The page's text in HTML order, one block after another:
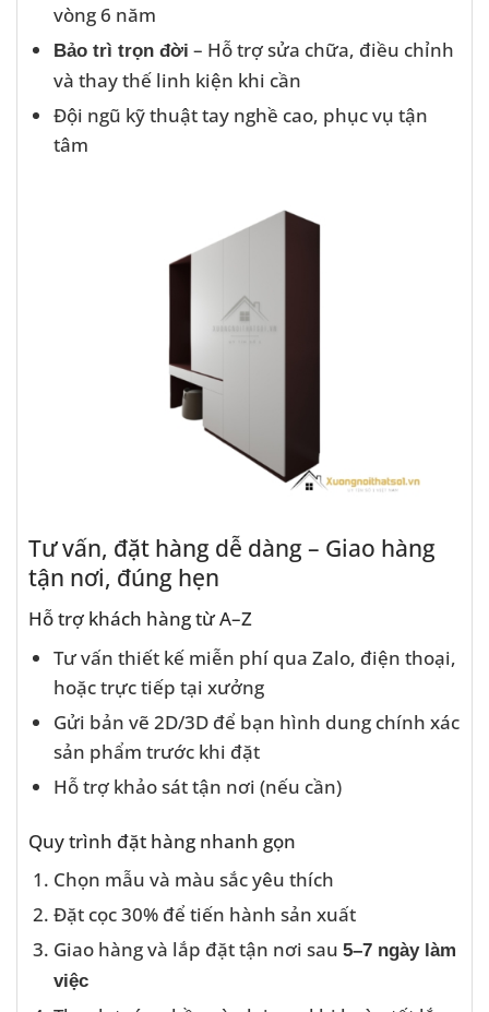
vòng 6 năm
Bảo trì trọn đời – Hỗ trợ sửa chữa, điều chỉnh
và thay thế linh kiện khi cần
Đội ngũ kỹ thuật tay nghề cao, phục vụ tận
tâm
Tư vấn, đặt hàng dễ dàng – Giao hàng
tận nơi, đúng hẹn
Hỗ trợ khách hàng từ A–Z
Tư vấn thiết kế miễn phí qua Zalo, điện thoại,
hoặc trực tiếp tại xưởng
Gửi bản vẽ 2D/3D để bạn hình dung chính xác
sản phẩm trước khi đặt
Hỗ trợ khảo sát tận nơi (nếu cần)
Quy trình đặt hàng nhanh gọn
Chọn mẫu và màu sắc yêu thích
Đặt cọc 30% để tiến hành sản xuất
Giao hàng và lắp đặt tận nơi sau 5–7 ngày làm
việc